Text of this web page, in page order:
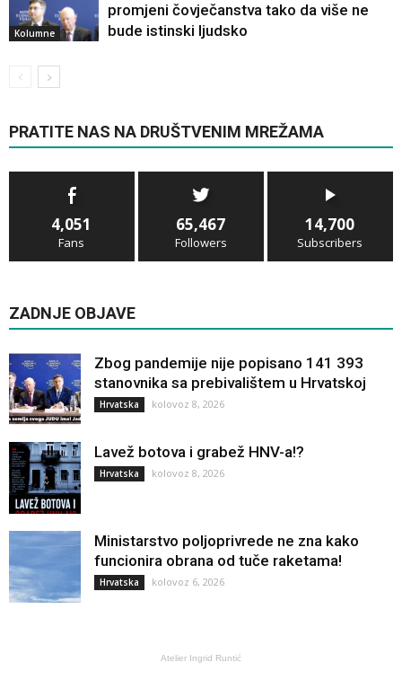
Kolumne
promjeni čovječanstva tako da više ne
bude istinski ljudsko
PRATITE NAS NA DRUŠTVENIM MREŽAMA
4,051
Fans
65,467
Followers
14,700
Subscribers
ZADNJE OBJAVE
Zbog pandemije nije popisano 141 393
stanovnika sa prebivalištem u Hrvatskoj
Hrvatska kolovoz 8, 2026
Lavež botova i grabež HNV-a!?
Hrvatska kolovoz 8, 2026
Ministarstvo poljoprivrede ne zna kako
funcionira obrana od tuče raketama!
Hrvatska kolovoz 6, 2026
Atelier Ingrid Runtić